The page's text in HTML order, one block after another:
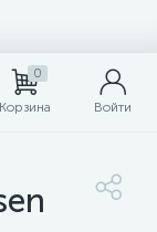
0
Корзина Войти